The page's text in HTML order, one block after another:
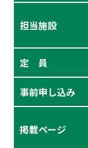
担当施設
定 員
事前申し込み
掲載ページ